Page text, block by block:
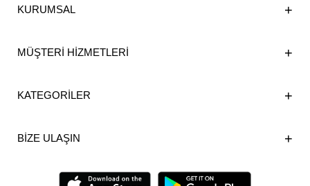
KURUMSAL
MÜŞTERİ HİZMETLERİ
KATEGORİLER
BİZE ULAŞIN